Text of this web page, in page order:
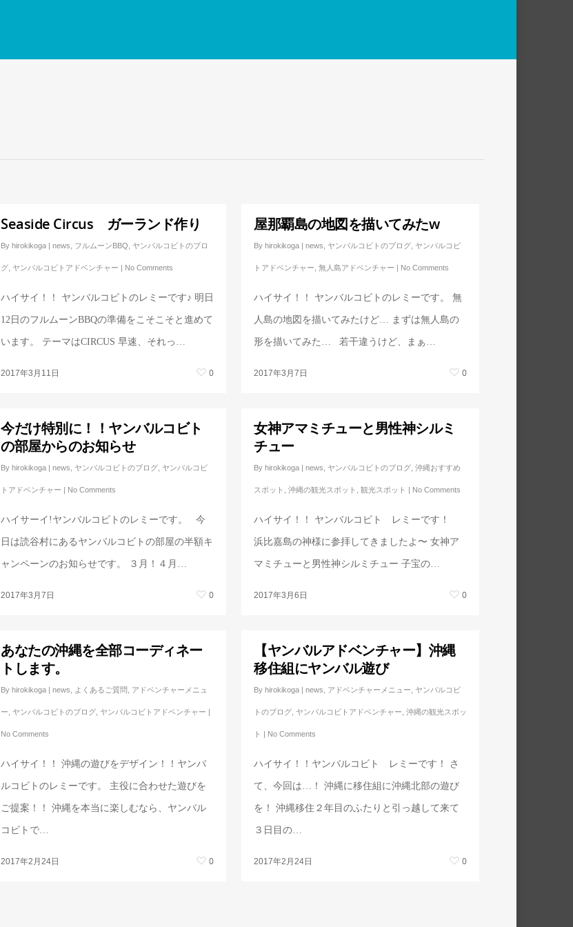
Seaside Circus ガーランド作り
By hirokikoga |news フルムーンBBQ ヤンバルコビトのブロ
グ ヤンバルコビトアドベンチャー | No Comments
ハイサイ！！ ヤンバルコビトのレミーです♪ 明日
12日のフルムーンBBQの準備をこそこそと進めて
います。 テーマはCIRCUS 早速、それっ…
2017年3月11日 0
屋那覇島の地図を描いてみたw
By hirokikoga |news ヤンバルコビトのブログ ヤンバルコビ
トアドベンチャー ,無人島アドベンチャー | No Comments
ハイサイ！！ ヤンバルコビトのレミーです。 無
人島の地図を描いてみたけど… まずは無人島の
形を描いてみた… 若干違うけど、まぁ…
2017年3月7日 0
今だけ特別に！！ヤンバルコビト
の部屋からのお知らせ
By hirokikoga |news ヤンバルコビトのブログ ヤンバルコビ
トアドベンチャー | No Comments
ハイサーイ!ヤンバルコビトのレミーです。 今
日は読谷村にあるヤンバルコビトの部屋の半額キ
ャンペーンのお知らせです。 ３月！４月…
2017年3月7日 0
女神アマミチューと男性神シルミ
チュー
By hirokikoga |news ヤンバルコビトのブログ ,沖縄おすすめ
スポット ,沖縄の観光スポット ,観光スポット | No Comments
ハイサイ！！ ヤンバルコビト レミーです！
浜比嘉島の神様に参拝してきましたよ〜 女神ア
マミチューと男性神シルミチュー 子宝の…
2017年3月6日 0
あなたの沖縄を全部コーディネー
トします。
By hirokikoga |news よくあるご質問 アドベンチャーメニュ
ー ヤンバルコビトのブログ ヤンバルコビトアドベンチャー |
No Comments
ハイサイ！！ 沖縄の遊びをデザイン！！ヤンバ
ルコビトのレミーです。 主役に合わせた遊びを
ご提案！！ 沖縄を本当に楽しむなら、ヤンバル
コビトで…
2017年2月24日 0
【ヤンバルアドベンチャー】沖縄
移住組にヤンバル遊び
By hirokikoga |news アドベンチャーメニュー ヤンバルコビ
トのブログ ヤンバルコビトアドベンチャー ,沖縄の観光スポッ
ト | No Comments
ハイサイ！！ヤンバルコビト レミーです！ さ
て、今回は…！ 沖縄に移住組に沖縄北部の遊び
を！ 沖縄移住２年目のふたりと引っ越して来て
３日目の…
2017年2月24日 0